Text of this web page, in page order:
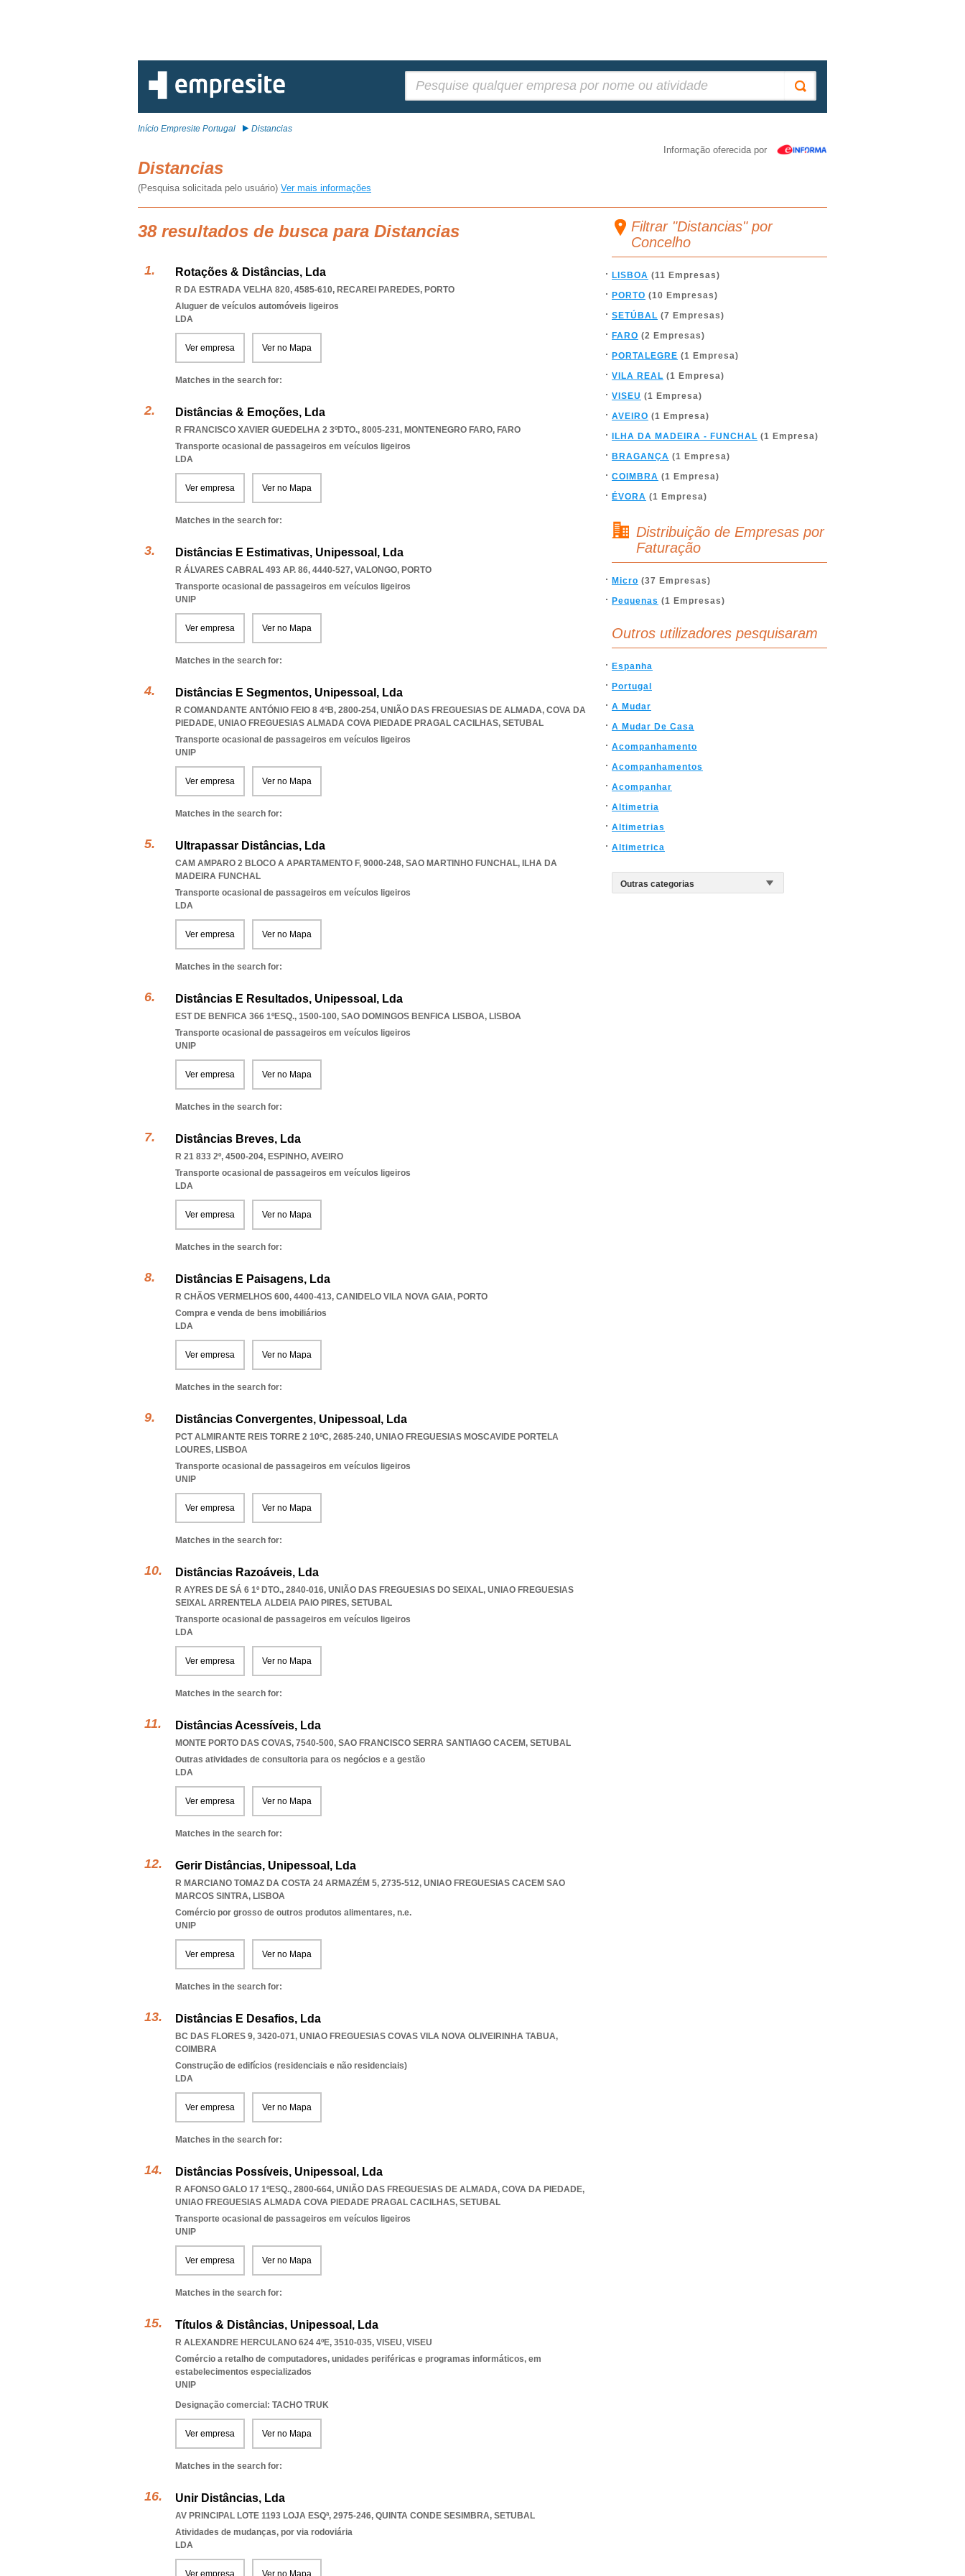
Início Empresite Portugal Distancias
Informação oferecida por
Distancias
(Pesquisa solicitada pelo usuário) Ver mais informações
38 resultados de busca para Distancias
Rotações & Distâncias, Lda
R DA ESTRADA VELHA 820, 4585-610, RECAREI PAREDES, PORTO
Aluguer de veículos automóveis ligeiros
LDA
Ver empresa Ver no Mapa
Matches in the search for:
Distâncias & Emoções, Lda
R FRANCISCO XAVIER GUEDELHA 2 3ºDTO., 8005-231, MONTENEGRO FARO, FARO
Transporte ocasional de passageiros em veículos ligeiros
LDA
Ver empresa Ver no Mapa
Matches in the search for:
Distâncias E Estimativas, Unipessoal, Lda
R ÁLVARES CABRAL 493 AP. 86, 4440-527, VALONGO, PORTO
Transporte ocasional de passageiros em veículos ligeiros
UNIP
Ver empresa Ver no Mapa
Matches in the search for:
Distâncias E Segmentos, Unipessoal, Lda
R COMANDANTE ANTÓNIO FEIO 8 4ºB, 2800-254, UNIÃO DAS FREGUESIAS DE ALMADA, COVA DA
PIEDADE, UNIAO FREGUESIAS ALMADA COVA PIEDADE PRAGAL CACILHAS, SETUBAL
Transporte ocasional de passageiros em veículos ligeiros
UNIP
Ver empresa Ver no Mapa
Matches in the search for:
Ultrapassar Distâncias, Lda
CAM AMPARO 2 BLOCO A APARTAMENTO F, 9000-248, SAO MARTINHO FUNCHAL, ILHA DA
MADEIRA FUNCHAL
Transporte ocasional de passageiros em veículos ligeiros
LDA
Ver empresa Ver no Mapa
Matches in the search for:
Distâncias E Resultados, Unipessoal, Lda
EST DE BENFICA 366 1ºESQ., 1500-100, SAO DOMINGOS BENFICA LISBOA, LISBOA
Transporte ocasional de passageiros em veículos ligeiros
UNIP
Ver empresa Ver no Mapa
Matches in the search for:
Distâncias Breves, Lda
R 21 833 2º, 4500-204, ESPINHO, AVEIRO
Transporte ocasional de passageiros em veículos ligeiros
LDA
Ver empresa Ver no Mapa
Matches in the search for:
Distâncias E Paisagens, Lda
R CHÃOS VERMELHOS 600, 4400-413, CANIDELO VILA NOVA GAIA, PORTO
Compra e venda de bens imobiliários
LDA
Ver empresa Ver no Mapa
Matches in the search for:
Distâncias Convergentes, Unipessoal, Lda
PCT ALMIRANTE REIS TORRE 2 10ºC, 2685-240, UNIAO FREGUESIAS MOSCAVIDE PORTELA
LOURES, LISBOA
Transporte ocasional de passageiros em veículos ligeiros
UNIP
Ver empresa Ver no Mapa
Matches in the search for:
Distâncias Razoáveis, Lda
R AYRES DE SÁ 6 1º DTO., 2840-016, UNIÃO DAS FREGUESIAS DO SEIXAL, UNIAO FREGUESIAS
SEIXAL ARRENTELA ALDEIA PAIO PIRES, SETUBAL
Transporte ocasional de passageiros em veículos ligeiros
LDA
Ver empresa Ver no Mapa
Matches in the search for:
Distâncias Acessíveis, Lda
MONTE PORTO DAS COVAS, 7540-500, SAO FRANCISCO SERRA SANTIAGO CACEM, SETUBAL
Outras atividades de consultoria para os negócios e a gestão
LDA
Ver empresa Ver no Mapa
Matches in the search for:
Gerir Distâncias, Unipessoal, Lda
R MARCIANO TOMAZ DA COSTA 24 ARMAZÉM 5, 2735-512, UNIAO FREGUESIAS CACEM SAO
MARCOS SINTRA, LISBOA
Comércio por grosso de outros produtos alimentares, n.e.
UNIP
Ver empresa Ver no Mapa
Matches in the search for:
Distâncias E Desafios, Lda
BC DAS FLORES 9, 3420-071, UNIAO FREGUESIAS COVAS VILA NOVA OLIVEIRINHA TABUA,
COIMBRA
Construção de edifícios (residenciais e não residenciais)
LDA
Ver empresa Ver no Mapa
Matches in the search for:
Distâncias Possíveis, Unipessoal, Lda
R AFONSO GALO 17 1ºESQ., 2800-664, UNIÃO DAS FREGUESIAS DE ALMADA, COVA DA PIEDADE,
UNIAO FREGUESIAS ALMADA COVA PIEDADE PRAGAL CACILHAS, SETUBAL
Transporte ocasional de passageiros em veículos ligeiros
UNIP
Ver empresa Ver no Mapa
Matches in the search for:
Títulos & Distâncias, Unipessoal, Lda
R ALEXANDRE HERCULANO 624 4ºE, 3510-035, VISEU, VISEU
Comércio a retalho de computadores, unidades periféricas e programas informáticos, em
estabelecimentos especializados
UNIP
Designação comercial: TACHO TRUK
Ver empresa Ver no Mapa
Matches in the search for:
Unir Distâncias, Lda
AV PRINCIPAL LOTE 1193 LOJA ESQª, 2975-246, QUINTA CONDE SESIMBRA, SETUBAL
Atividades de mudanças, por via rodoviária
LDA
Ver empresa Ver no Mapa
Filtrar "Distancias" por
Concelho
LISBOA (11 Empresas)
PORTO (10 Empresas)
SETÚBAL (7 Empresas)
FARO (2 Empresas)
PORTALEGRE (1 Empresa)
VILA REAL (1 Empresa)
VISEU (1 Empresa)
AVEIRO (1 Empresa)
ILHA DA MADEIRA - FUNCHAL (1 Empresa)
BRAGANÇA (1 Empresa)
COIMBRA (1 Empresa)
ÉVORA (1 Empresa)
Distribuição de Empresas por
Faturação
Micro (37 Empresas)
Pequenas (1 Empresas)
Outros utilizadores pesquisaram
Espanha
Portugal
A Mudar
A Mudar De Casa
Acompanhamento
Acompanhamentos
Acompanhar
Altimetria
Altimetrias
Altimetrica